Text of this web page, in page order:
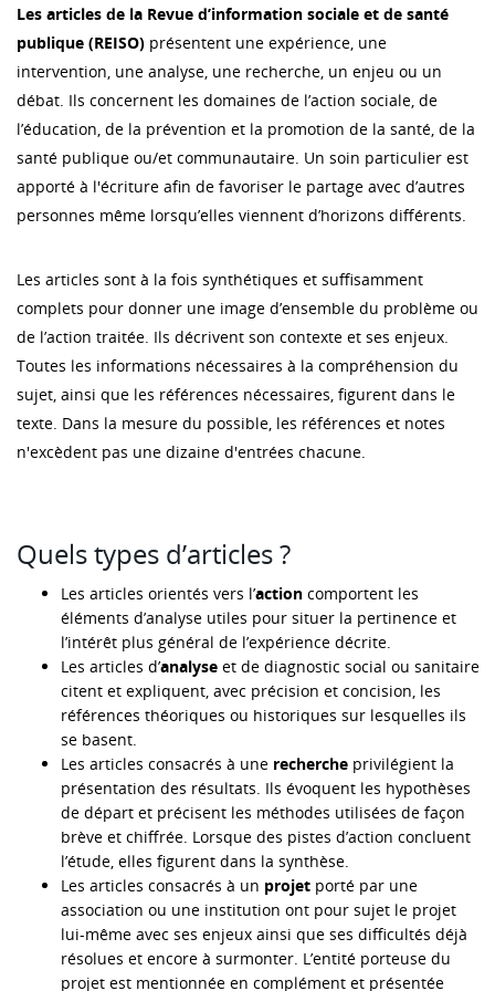
Les articles de la Revue d’information sociale et de santé
publique (REISO) présentent une expérience, une
intervention, une analyse, une recherche, un enjeu ou un
débat. Ils concernent les domaines de l’action sociale, de
l’éducation, de la prévention et la promotion de la santé, de la
santé publique ou/et communautaire. Un soin particulier est
apporté à l'écriture afin de favoriser le partage avec d’autres
personnes même lorsqu’elles viennent d’horizons différents.
Les articles sont à la fois synthétiques et suffisamment
complets pour donner une image d’ensemble du problème ou
de l’action traitée. Ils décrivent son contexte et ses enjeux.
Toutes les informations nécessaires à la compréhension du
sujet, ainsi que les références nécessaires, figurent dans le
texte. Dans la mesure du possible, les références et notes
n'excèdent pas une dizaine d'entrées chacune.
Quels types d’articles ?
Les articles orientés vers l’action comportent les
éléments d’analyse utiles pour situer la pertinence et
l’intérêt plus général de l’expérience décrite.
Les articles d’analyse et de diagnostic social ou sanitaire
citent et expliquent, avec précision et concision, les
références théoriques ou historiques sur lesquelles ils
se basent.
Les articles consacrés à une recherche privilégient la
présentation des résultats. Ils évoquent les hypothèses
de départ et précisent les méthodes utilisées de façon
brève et chiffrée. Lorsque des pistes d’action concluent
l’étude, elles figurent dans la synthèse.
Les articles consacrés à un projet porté par une
association ou une institution ont pour sujet le projet
lui-même avec ses enjeux ainsi que ses difficultés déjà
résolues et encore à surmonter. L’entité porteuse du
projet est mentionnée en complément et présentée